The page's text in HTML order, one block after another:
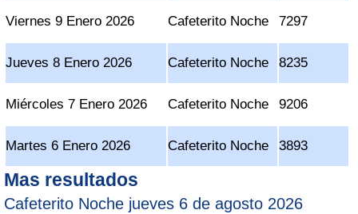
Viernes 9 Enero 2026 Cafeterito Noche 7297
Jueves 8 Enero 2026 Cafeterito Noche 8235
Miércoles 7 Enero 2026 Cafeterito Noche 9206
Martes 6 Enero 2026 Cafeterito Noche 3893
Mas resultados
Cafeterito Noche jueves 6 de agosto 2026